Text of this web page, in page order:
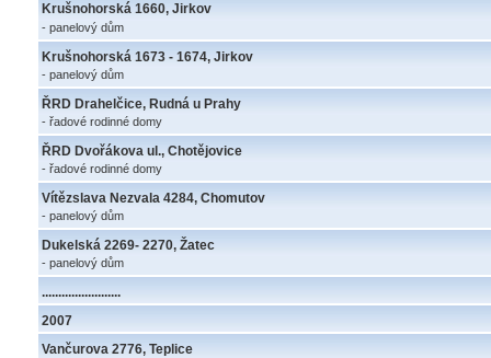
Krušnohorská 1660, Jirkov
- panelový dům
Krušnohorská 1673 - 1674, Jirkov
- panelový dům
ŘRD Drahelčice, Rudná u Prahy
- řadové rodinné domy
ŘRD Dvořákova ul., Chotějovice
- řadové rodinné domy
Vítězslava Nezvala 4284, Chomutov
- panelový dům
Dukelská 2269- 2270, Žatec
- panelový dům
........................
2007
Vančurova 2776, Teplice